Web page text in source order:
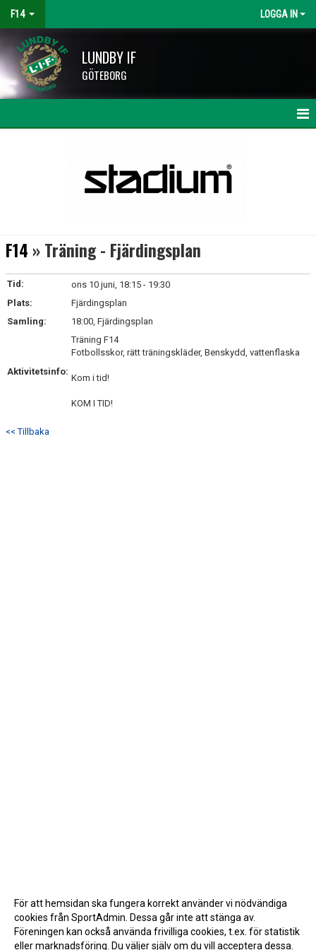
F14 LOGGA IN
LUNDBY IF
GÖTEBORG
DOKUMENT
F14 » Träning - Fjärdingsplan
Tid:
ons 10 juni, 18:15 - 19:30
Plats:
Fjärdingsplan
Samling:
18:00, Fjärdingsplan
Aktivitetsinfo:
Träning F14
Fotbollsskor, rätt träningskläder, Benskydd, vattenflaska
Kom i tid!
KOM I TID!
<< Tillbaka
För att hemsidan ska fungera korrekt använder vi nödvändiga
cookies från SportAdmin. Dessa går inte att stänga av.
Föreningen kan också använda frivilliga cookies, t.ex. för statistik
eller marknadsföring. Du väljer själv om du vill acceptera dessa.